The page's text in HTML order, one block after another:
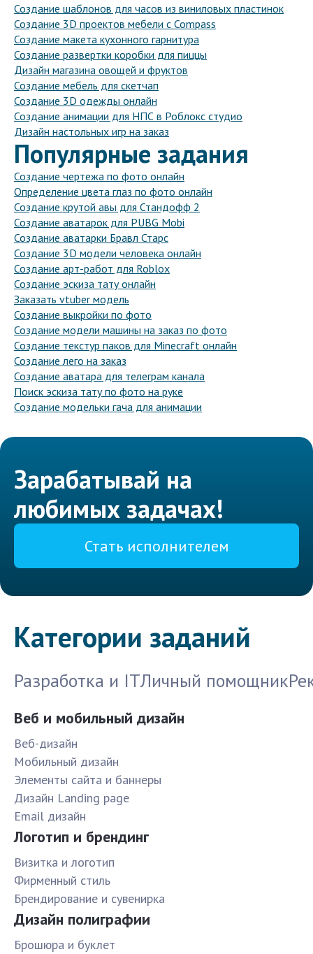
Создание шаблонов для часов из виниловых пластинок
Создание 3D проектов мебели с Compass
Создание макета кухонного гарнитура
Создание развертки коробки для пиццы
Дизайн магазина овощей и фруктов
Создание мебель для скетчап
Создание 3D одежды онлайн
Создание анимации для НПС в Роблокс студио
Дизайн настольных игр на заказ
Популярные задания
Создание чертежа по фото онлайн
Определение цвета глаз по фото онлайн
Создание крутой авы для Стандофф 2
Создание аватарок для PUBG Mobi
Создание аватарки Бравл Старс
Создание 3D модели человека онлайн
Создание арт-работ для Roblox
Создание эскиза тату онлайн
Заказать vtuber модель
Создание выкройки по фото
Создание модели машины на заказ по фото
Создание текстур паков для Minecraft онлайн
Создание лего на заказ
Создание аватара для телеграм канала
Поиск эскиза тату по фото на руке
Создание модельки гача для анимации
Зарабатывай на
любимых задачах!
Стать исполнителем
Категории заданий
Разработка и ITЛичный помощник
Веб и мобильный дизайн
Веб-дизайн
Мобильный дизайн
Элементы сайта и баннеры
Дизайн Landing page
Email дизайн
Логотип и брендинг
Визитка и логотип
Фирменный стиль
Брендирование и сувенирка
Дизайн полиграфии
Брошюра и буклет